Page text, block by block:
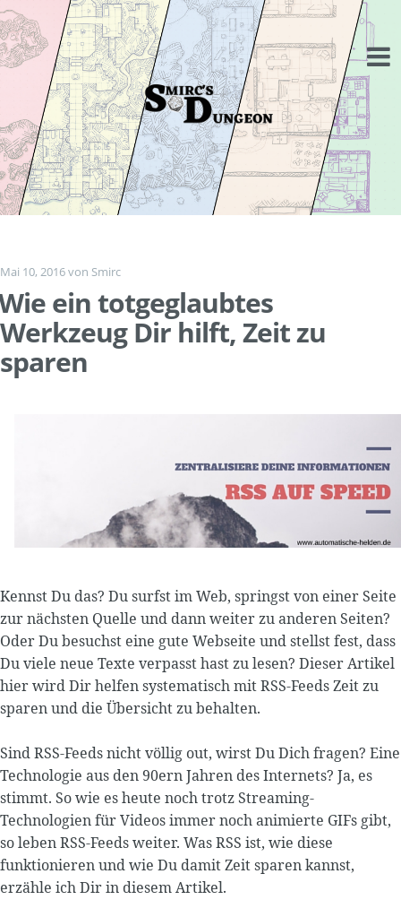
Springe
zum
Inhalt
Mai 10, 2016von Smirc
ein totgeglaubtes
Werkzeug Dir hilft, Zeit zu
sparen
Kennst Du das? Du surfst im Web, springst von einer Seite
zur nächsten Quelle und dann weiter zu anderen Seiten?
Oder Du besuchst eine gute Webseite und stellst fest, dass
Du viele neue Texte verpasst hast zu lesen? Dieser Artikel
hier wird Dir helfen systematisch mit RSS-Feeds Zeit zu
sparen und die Übersicht zu behalten.
Sind RSS-Feeds nicht völlig out, wirst Du Dich fragen? Eine
Technologie aus den 90ern Jahren des Internets? Ja, es
stimmt. So wie es heute noch trotz Streaming-
Technologien für Videos immer noch animierte GIFs gibt,
so leben RSS-Feeds weiter. Was RSS ist, wie diese
funktionieren und wie Du damit Zeit sparen kannst,
erzähle ich Dir in diesem Artikel.